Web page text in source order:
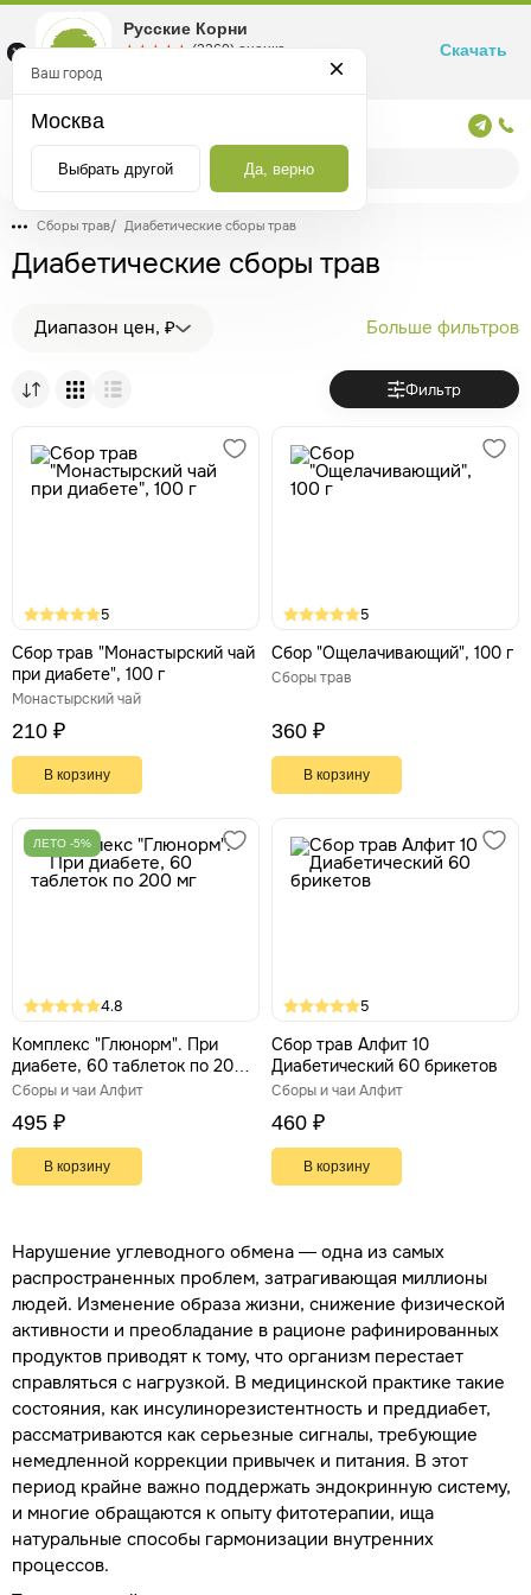
Сборы трав/ Диабетические сборы трав
Диабетические сборы трав
Диапазон цен, ₽ Больше фильтров
Фильтр
5
Сбор трав "Монастырский чай
при диабете", 100 г
Монастырский чай
210 ₽
В корзину
5
Сбор "Ощелачивающий", 100 г
Сборы трав
360 ₽
В корзину
ЛЕТО -5%
4.8
Комплекс "Глюнорм". При
диабете, 60 таблеток по 200
мг
Сборы и чаи Алфит
495 ₽
В корзину
5
Сбор трав Алфит 10
Диабетический 60 брикетов
Сборы и чаи Алфит
460 ₽
В корзину
Нарушение углеводного обмена — одна из самых
распространенных проблем, затрагивающая миллионы
людей. Изменение образа жизни, снижение физической
активности и преобладание в рационе рафинированных
продуктов приводят к тому, что организм перестает
справляться с нагрузкой. В медицинской практике такие
состояния, как инсулинорезистентность и преддиабет,
рассматриваются как серьезные сигналы, требующие
немедленной коррекции привычек и питания. В этот
период крайне важно поддержать эндокринную систему,
и многие обращаются к опыту фитотерапии, ища
натуральные способы гармонизации внутренних
процессов.
Ваш город
Москва
Выбрать другой Да, верно
Русские Корни
☆☆☆☆☆
★★★★★ (2360) оценка
Маркетплейс товаров для здоровья
Скачать